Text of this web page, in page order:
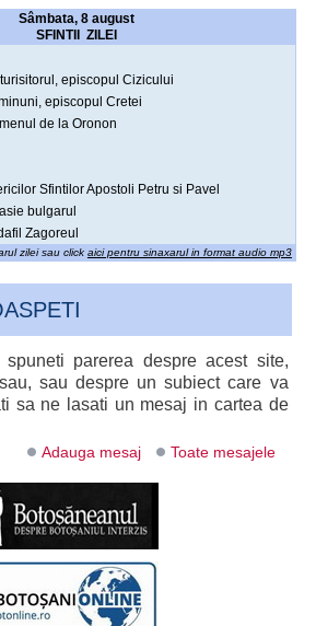
Sâmbata, 8 august
SFINTII ZILEI
episcopul Cizicului
episcopul Cretei
de la Oronon
Sfintilor Apostoli Petru si Pavel
bulgarul
Zagoreul
zilei sau click aici pentru sinaxarul in format audio mp3
parerea despre acest site,
sau despre un subiect care va
sa ne lasati un mesaj in cartea de
Adauga mesaj Toate mesajele